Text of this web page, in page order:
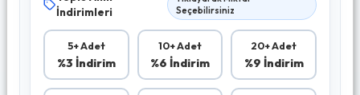
İndirimleri
Seçebilirsiniz
5+ Adet
%3 İndirim
10+ Adet
%6 İndirim
20+ Adet
%9 İndirim